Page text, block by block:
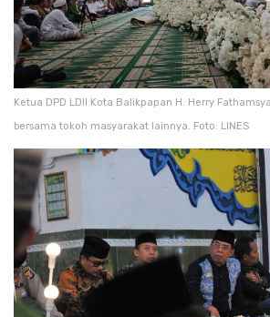
Ketua DPD LDII Kota Balikpapan H. Herry
bersama tokoh masyarakat lainnya. Foto: LINES